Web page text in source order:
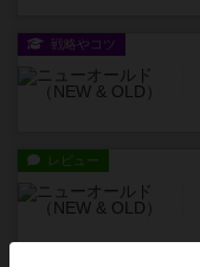
戦略やコツ
レビュー